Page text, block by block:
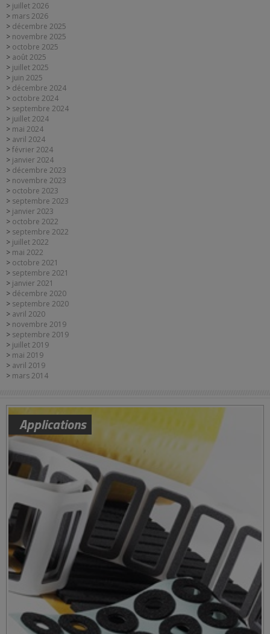
juillet 2026
mars 2026
décembre 2025
novembre 2025
octobre 2025
août 2025
juillet 2025
juin 2025
décembre 2024
octobre 2024
septembre 2024
juillet 2024
mai 2024
avril 2024
février 2024
janvier 2024
décembre 2023
novembre 2023
octobre 2023
septembre 2023
janvier 2023
octobre 2022
septembre 2022
juillet 2022
mai 2022
octobre 2021
septembre 2021
janvier 2021
décembre 2020
septembre 2020
avril 2020
novembre 2019
septembre 2019
juillet 2019
mai 2019
avril 2019
mars 2014
Applications